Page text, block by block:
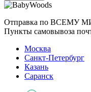
Отправка по ВСЕМУ
Пункты самовывоза
Москва
Санкт-Петербург
Казань
Саранск